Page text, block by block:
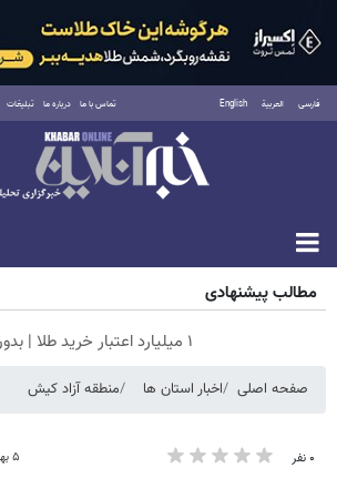
فارسی العربية English تماس با ما درباره ما تبلیغات
شنبه ۱۷ مرداد ۱۴۰۵
مطالب پیشنهادی
۱ میلیارد اعتبار خرید طلا | بدون ضامن و چک
صفحه اصلی اخبار استان ها منطقه آزاد کیش
۰ نفر ۵ بهمن ۱۴۰۳ - ۰۸:۱۱